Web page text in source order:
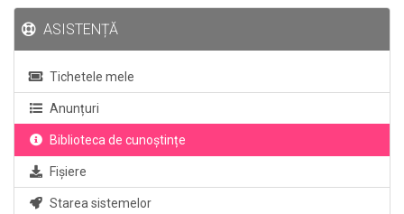
ASISTENȚĂ
Tichetele mele
Anunțuri
Biblioteca de cunoștințe
Fișiere
Starea sistemelor